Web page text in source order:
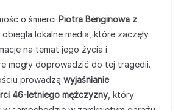
o śmierci Piotra Benginowa z
lokalne media, które zaczęły
na temat jego życia i
mogły doprowadzić do tej tragedii.
prowadzą wyjaśnianie
46-letniego mężczyzny , który